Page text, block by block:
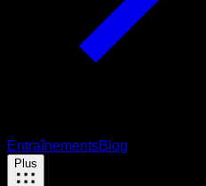
EntraînementsBlog
Plus